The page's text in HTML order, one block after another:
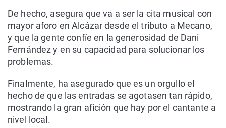
De hecho, asegura que va a ser la cita musical con
mayor aforo en Alcázar desde el tributo a Mecano,
y que la gente confíe en la generosidad de Dani
Fernández y en su capacidad para solucionar los
problemas.
Finalmente, ha asegurado que es un orgullo el
hecho de que las entradas se agotasen tan rápido,
mostrando la gran afición que hay por el cantante a
nivel local.